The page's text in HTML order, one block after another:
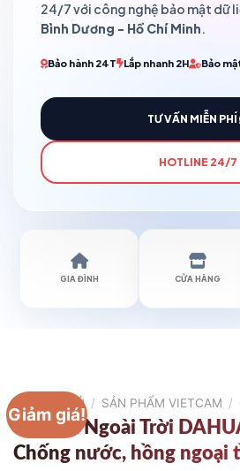
24/7 với công nghệ bảo mật dữ
Bình Dương - Hồ Chí Minh.
Bảo hành 24T Lắp nhanh 2H Bảo
TƯ VẤN MIỄN PHÍ
HOTLINE 24/7
GIA ĐÌNH CỬA HÀNG
Giảm giá!
TRANG CHỦ / SẢN PHẨM VIETCAM /
Camera Ngoài Trời
Chống nước, hồng ngoại